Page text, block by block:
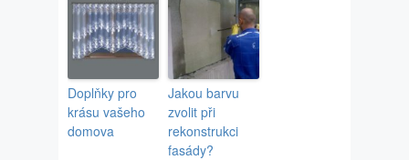
Doplňky pro
krásu vašeho
domova
Jakou barvu
zvolit při
rekonstrukci
fasády?